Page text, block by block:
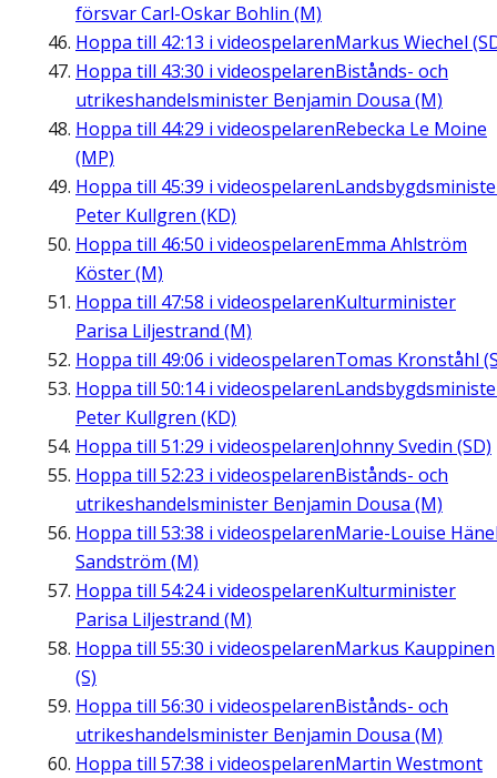
försvar Carl-Oskar Bohlin (M)
Hoppa till 42:13 i videospelarenMarkus Wiechel
Hoppa till 43:30 i videospelarenBistånds- och
utrikeshandelsminister Benjamin Dousa (M)
Hoppa till 44:29 i videospelarenRebecka Le Moine
(MP)
Hoppa till 45:39 i videospelaren
Peter Kullgren (KD)
Hoppa till 46:50 i videospelarenEmma Ahlström
Köster (M)
Hoppa till 47:58 i videospelarenKulturminister
Parisa Liljestrand (M)
Hoppa till 49:06 i videospelarenTomas Kronståhl
Hoppa till 50:14i videospelaren
Peter Kullgren (KD)
Hoppa till 51:29 i videospelarenJohnny Svedin (SD)
Hoppa till 52:23 i videospelarenBistånds- och
utrikeshandelsminister Benjamin Dousa (M)
Hoppa till 53:38 i videospelarenMarie-Louise
Sandström (M)
Hoppa till 54:24i videospelarenKulturminister
Parisa Liljestrand (M)
Hoppa till 55:30 i videospelarenMarkus Kauppinen
(S)
Hoppa till 56:30 i videospelarenBistånds- och
utrikeshandelsminister Benjamin Dousa (M)
Hoppa till 57:38 i videospelarenMartin Westmont